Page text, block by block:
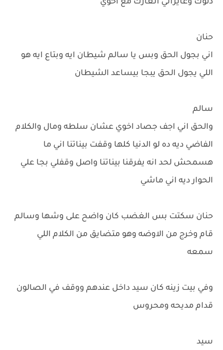
دلوك وعايزاني اتعارك مع اخوي
حنان
اني بجول الحق وبس يا سالم شيطان ايه وبتاع ايه هو
اللي يجول الحق يبجا بيساعد الشيطان
سالم
والحق اني اجف جصاد اخوي عشان سلطه ومال والكلام
الفاضي ديه ده لو الدنيا كلها وقفت بيناتنا اني ما
هسمحش لحد انه يفرقنا بيناتنا واصل وقفلي بجا علي
الحوار ديه اني ماشي
حنان سكتت بس الغضب كان واضح على وشها وسالم
قام وخرج من الاوضه وهو متضايق من الكلام اللي
سمعه
وفي بيت زينه كان سيد داخل عندهم ووقف في الصالون
قدام مديحه ومحروس
سيد